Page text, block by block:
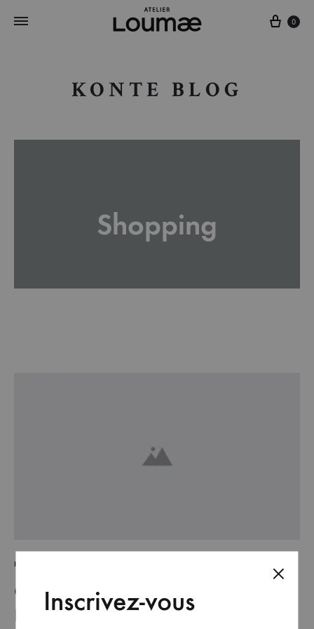
Cart
0
KONTE BLOG
Shopping
FASHION
Go Behind the Scenes at London
Fashion Week Spring
Inscrivez-vous